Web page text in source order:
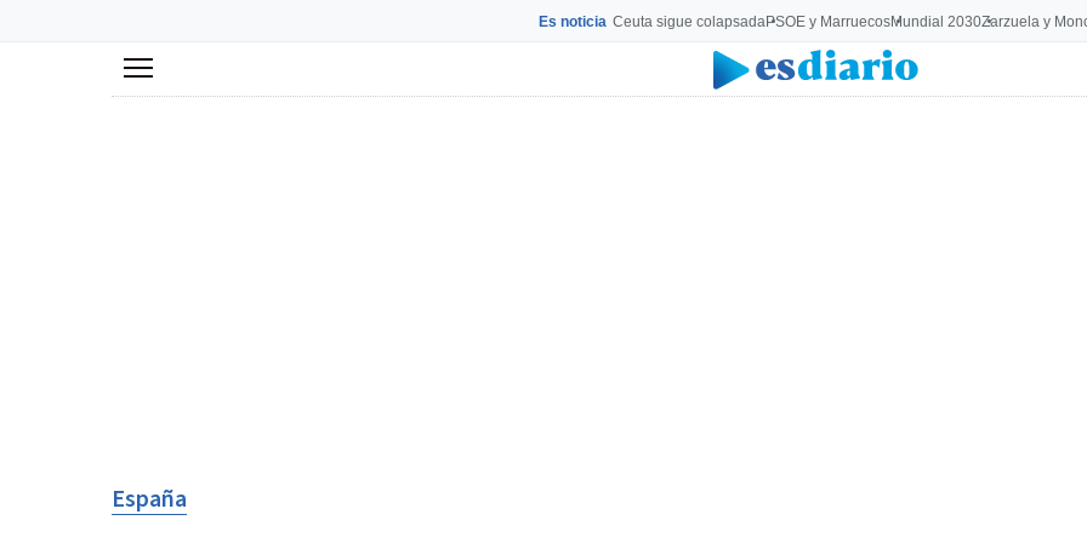
Es noticia Ceuta sigue colapsadaPSOE y MarruecosMundial 2030Zarzuela y
Menú
España